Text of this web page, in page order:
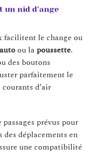
nid d’ange
facilitent le change ou
ou lapoussette.
des boutons
parfaitement le
d’air
prévus pour
déplacements en
une compatibilité